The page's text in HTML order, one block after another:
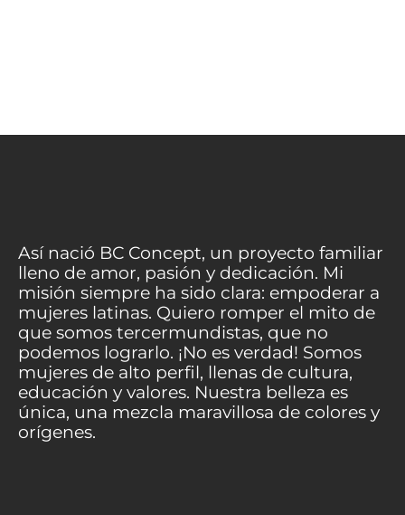
Así nació BC Concept, un proyecto familiar
lleno de amor, pasión y dedicación. Mi
misión siempre ha sido clara: empoderar a
mujeres latinas. Quiero romper el mito de
que somos tercermundistas, que no
podemos lograrlo. ¡No es verdad! Somos
mujeres de alto perfil, llenas de cultura,
educación y valores. Nuestra belleza es
única, una mezcla maravillosa de colores y
orígenes.